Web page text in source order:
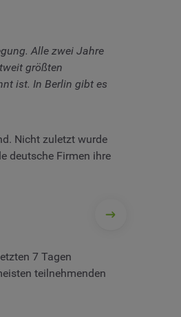
Alle zwei Jahre
größten
ist. In Berlin gibt es
Nicht zuletzt wurde
deutsche Firmen ihre
7 Tagen
teilnehmenden